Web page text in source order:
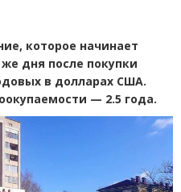
которое начинает
дня после покупки
в долларах США.
— 2.5 года.